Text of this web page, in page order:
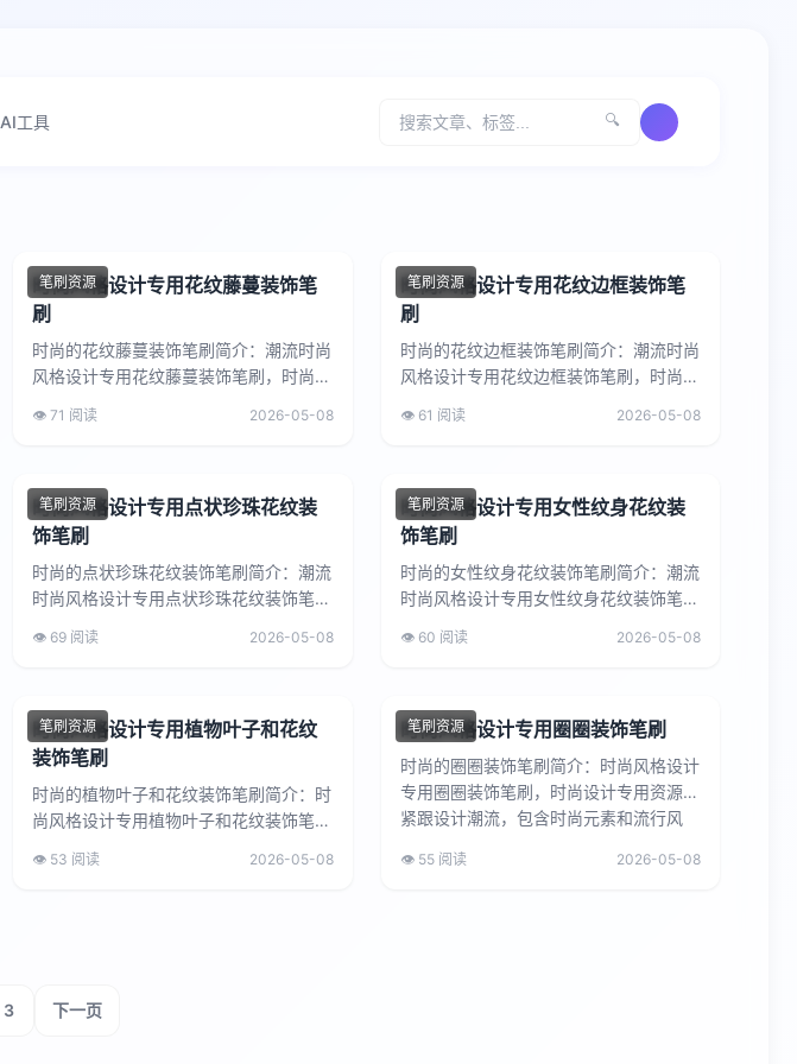
AI工具 🔍
笔刷资源
时尚风格设计专用花纹藤蔓装饰笔
刷
时尚的花纹藤蔓装饰笔刷简介：潮流时尚
风格设计专用花纹藤蔓装饰笔刷，时尚感
宣传、时尚产品包装等，帮助...
👁️ 71 阅读 2026-05-08
笔刷资源
时尚风格设计专用花纹边框装饰笔
刷
时尚的花纹边框装饰笔刷简介：潮流时尚
风格设计专用花纹边框装饰笔刷，时尚感
宣传、时尚产品包装等，帮助...
👁️ 61 阅读 2026-05-08
笔刷资源
时尚风格设计专用点状珍珠花纹装
饰笔刷
时尚的点状珍珠花纹装饰笔刷简介：潮流
时尚风格设计专用点状珍珠花纹装饰笔
广告、品牌宣传、时尚产品包装...
👁️ 69 阅读 2026-05-08
笔刷资源
时尚风格设计专用女性纹身花纹装
饰笔刷
时尚的女性纹身花纹装饰笔刷简介：潮流
时尚风格设计专用女性纹身花纹装饰笔
广告、品牌宣传、时尚产品包装...
👁️ 60 阅读 2026-05-08
笔刷资源
时尚风格设计专用植物叶子和花纹
装饰笔刷
时尚的植物叶子和花纹装饰笔刷简介：时
尚风格设计专用植物叶子和花纹装饰笔
包含时尚元素和流行风格，适用...
👁️ 53 阅读 2026-05-08
笔刷资源
时尚风格设计专用圈圈装饰笔刷
时尚的圈圈装饰笔刷简介：时尚风格设计
专用圈圈装饰笔刷，时尚设计专用资源，
紧跟设计潮流，包含时尚元素和流行风
👁️ 55 阅读 2026-05-08
3 下一页